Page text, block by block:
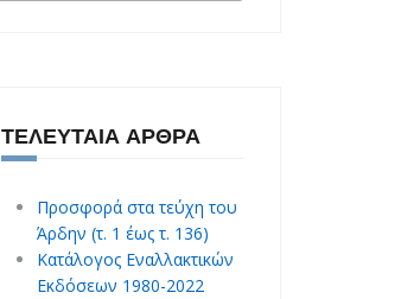
ΤΕΛΕΥΤΑΊΑ ΆΡΘΡΑ
Προσφορά στα τεύχη του
Άρδην (τ. 1 έως τ. 136)
Κατάλογος Εναλλακτικών
Εκδόσεων 1980-2022